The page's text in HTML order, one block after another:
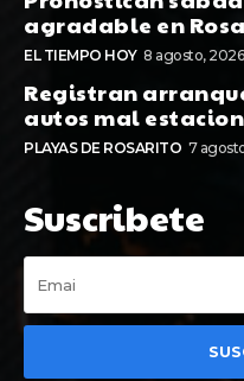
agradable en
EL TIEMPO HOY 8 agosto, 2026
Registran
autos mal
PLAYAS DE ROSARITO 7
Suscribete